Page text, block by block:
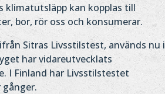
klimatutsläpp kan kopplas till
bor, rör oss och konsumerar.
Sitras Livsstilstest, används nu i
har vidareutvecklats
I Finland har Livsstilstestet